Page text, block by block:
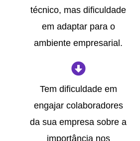
técnico, mas dificuldade
em adaptar para o
ambiente empresarial.
Tem dificuldade em
engajar colaboradores
da sua empresa sobre a
importância nos